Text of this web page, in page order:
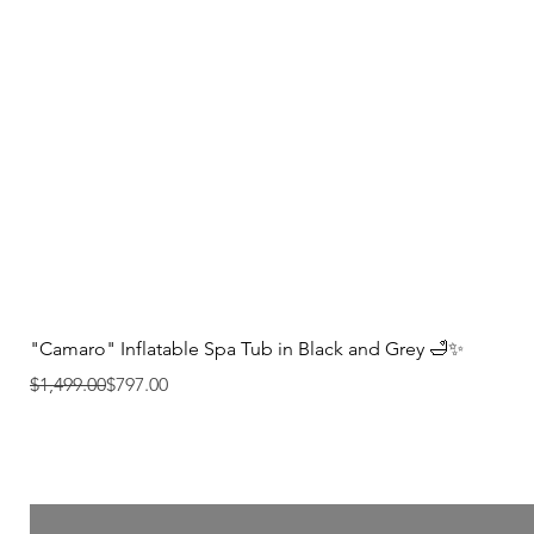
"Camaro" Inflatable Spa Tub in Black and Grey 🛁✨
Precio
$1,499.00
Precio de oferta
$797.00